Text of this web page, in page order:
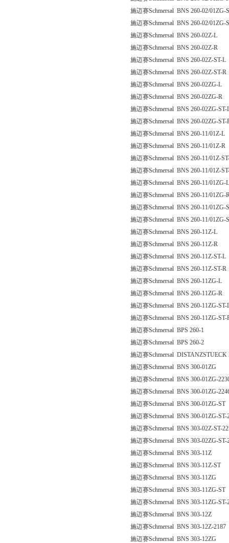
施迈赛Schmersal BNS 260-02/01ZG-
施迈赛Schmersal BNS 260-02/01ZG-
施迈赛Schmersal BNS 260-02Z-L
施迈赛Schmersal BNS 260-02Z-R
施迈赛Schmersal BNS 260-02Z-ST-L
施迈赛Schmersal BNS 260-02Z-ST-R
施迈赛Schmersal BNS 260-02ZG-L
施迈赛Schmersal BNS 260-02ZG-R
施迈赛Schmersal BNS 260-02ZG-ST-
施迈赛Schmersal BNS 260-02ZG-ST-
施迈赛Schmersal BNS 260-11/01Z-L
施迈赛Schmersal BNS 260-11/01Z-R
施迈赛Schmersal BNS 260-11/01Z-
施迈赛Schmersal BNS 260-11/01Z-
施迈赛Schmersal BNS 260-11/01ZG-L
施迈赛Schmersal BNS 260-11/01ZG-
施迈赛Schmersal BNS 260-11/01ZG-
施迈赛Schmersal BNS 260-11/01ZG-
施迈赛Schmersal BNS 260-11Z-L
施迈赛Schmersal BNS 260-11Z-R
施迈赛Schmersal BNS 260-11Z-ST-L
施迈赛Schmersal BNS 260-11Z-ST-R
施迈赛Schmersal BNS 260-11ZG-L
施迈赛Schmersal BNS 260-11ZG-R
施迈赛Schmersal BNS 260-11ZG-ST-
施迈赛Schmersal BNS 260-11ZG-ST-
施迈赛Schmersal BPS 260-1
施迈赛Schmersal BPS 260-2
施迈赛Schmersal DISTANZSTUECK
施迈赛Schmersal BNS 300-01ZG
施迈赛Schmersal BNS 300-01ZG-
施迈赛Schmersal BNS 300-01ZG-
施迈赛Schmersal BNS 300-01ZG-ST
施迈赛Schmersal BNS 300-01ZG-ST-
施迈赛Schmersal BNS 303-02Z-ST-
施迈赛Schmersal BNS 303-02ZG-ST-
施迈赛Schmersal BNS 303-11Z
施迈赛Schmersal BNS 303-11Z-ST
施迈赛Schmersal BNS 303-11ZG
施迈赛Schmersal BNS 303-11ZG-ST
施迈赛Schmersal BNS 303-11ZG-ST-
施迈赛Schmersal BNS 303-12Z
施迈赛Schmersal BNS 303-12Z-2187
施迈赛Schmersal BNS 303-12ZG